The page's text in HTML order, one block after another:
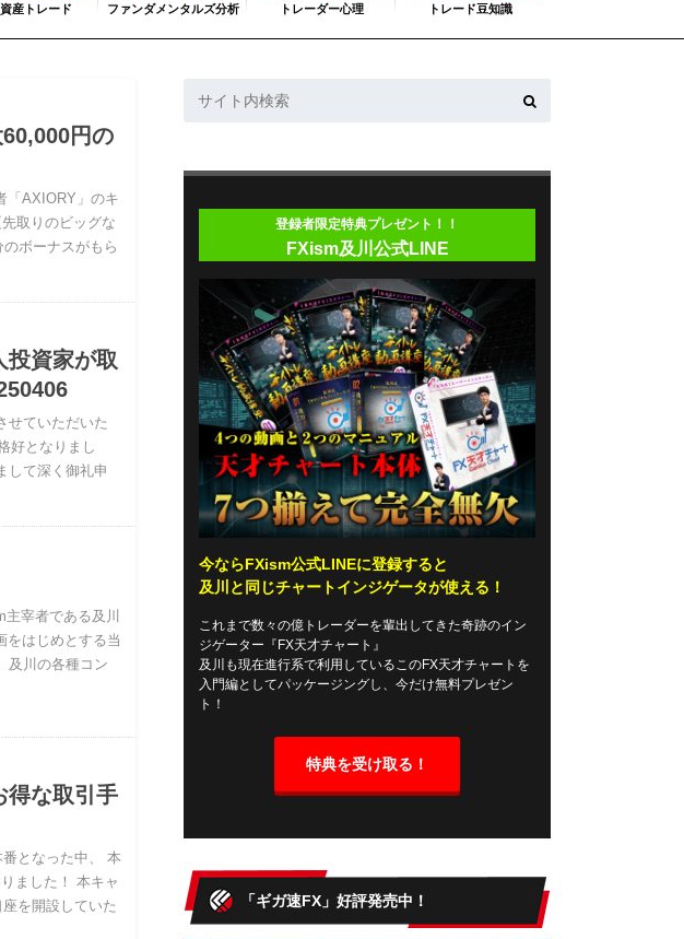
産トレード ファンダメンタルズ分析 トレーダー心理 トレード豆知識
円の
「AXIORY」のキ
取りのビッグな
ボーナスがもら
投資家が取
せていただいた
好となりまし
して深く御礼申
宰者である及川
をはじめとする当
及川の各種コン
得な取引手
となった中、 本
ました！ 本キャ
を開設していた
登録者限定特典プレゼント！！
FXism及川公式LINE
今ならFXism公式LINEに登録すると
及川と同じチャートインジゲータが使える！
これまで数々の億トレーダーを輩出してきた奇跡のイン
ジゲーター『FX天才チャート』
及川も現在進行系で利用しているこのFX天才チャートを
入門編としてパッケージングし、今だけ無料プレゼン
ト！
特典を受け取る！
「ギガ速FX」好評発売中！